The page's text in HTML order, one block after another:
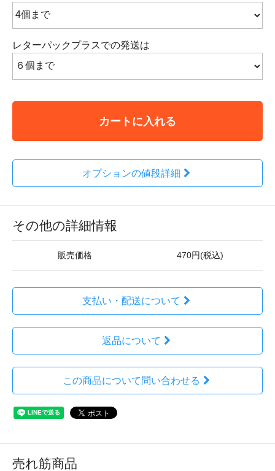
レターパックプラスでの発送は
カートに入れる
オプションの値段詳細
その他の詳細情報
販売価格 470円(税込)
支払い・配送について
返品について
この商品について問い合わせる
売れ筋商品